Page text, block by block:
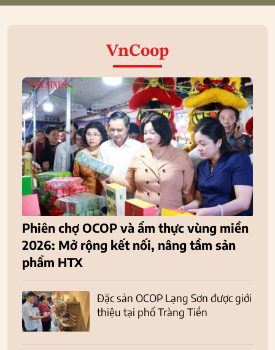
VnCoop
Phiên chợ OCOP và ẩm thực vùng miền
2026: Mở rộng kết nối, nâng tầm sản
phẩm HTX
Đặc sản OCOP Lạng Sơn được giới
thiệu tại phố Tràng Tiền